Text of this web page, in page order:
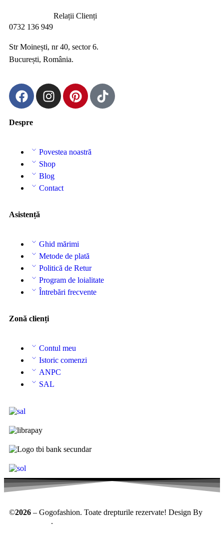
Relații Clienți
0732 136 949
Str Moinești, nr 40, sector 6.
București, România.
Despre
Povestea noastră
Shop
Blog
Contact
Asistență
Ghid mărimi
Metode de plată
Politică de Retur
Program de loialitate
Întrebări frecvente
Zonă clienți
Contul meu
Istoric comenzi
ANPC
SAL
©2026 – Gogofashion. Toate drepturile rezervate! Design By
.